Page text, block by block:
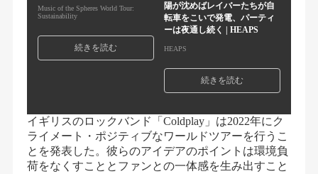
Music of the Spheres World Tour:
Sustainability
続きを読む
陽が沈めばレイバーたちが自
転車をこいで発電、パーティ
ーは夜通し続く | HEAPS
HEAPS
続きを読む
イギリスのロックバンド「Coldplay」は2022年にク
ライメート・ポジティブなワールドツアーを行うこ
とを発表した。彼らのアイデアのポイントは環境負
荷をなくすこととファンとの一体感を生み出すこと